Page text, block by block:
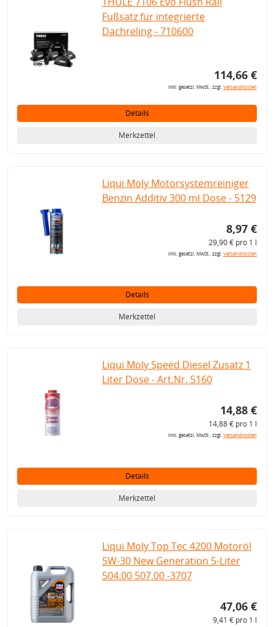
Fußsatz für integrierte
Dachreling - 710600
114,66 €
inkl. gesetzl. MwSt., zzgl.Versandkosten
Details
Merkzettel
Liqui Moly Motorsystemreiniger
Benzin Additiv 300 ml Dose - 5129
8,97 €
29,90 € pro 1 l
inkl. gesetzl. MwSt., zzgl.Versandkosten
Details
Merkzettel
Liqui Moly Speed Diesel Zusatz 1
Liter Dose - Art.Nr. 5160
14,88 €
14,88 € pro 1 l
inkl. gesetzl. MwSt., zzgl.Versandkosten
Details
Merkzettel
Liqui Moly Top Tec 4200 Motoröl
5W-30 New Generation 5-Liter
504.00 507.00 -3707
47,06 €
9,41 € pro 1 l